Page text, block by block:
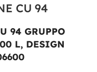
CU 94
94 GRUPPO
L, DESIGN